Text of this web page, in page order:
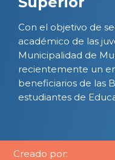
Con el objetivo de
académico de las
Municipalidad de
recientemente un
beneficiarios de las
estudiantes de
Creado por: